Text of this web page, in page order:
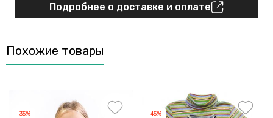
Подробнее о доставке и оплате
Похожие товары
-35% -45%